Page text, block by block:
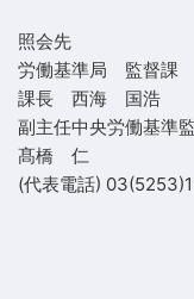
照会先
労働基準局 監督課
課長 西海 国浩
副主任中央労働基準
髙橋 仁
(代表電話)